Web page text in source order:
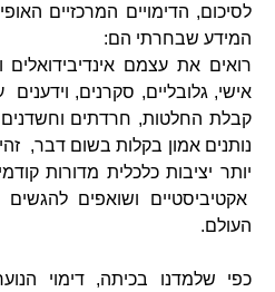
המידע שבחרתי הם:
רואים את עצמם
אישי, גלובליים, סקרנים,
קבלת החלטות, חרדתים
נותנים אמון בקלות בשום דבר,
יותר יציבות כלכלית מדורות
אקטיביסטיים ושואפים
העולם.
כפי שלמדנו בכיתה, דימוי